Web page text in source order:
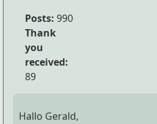
Posts: 990
Thank
you
received:
89
Hallo Gerald,